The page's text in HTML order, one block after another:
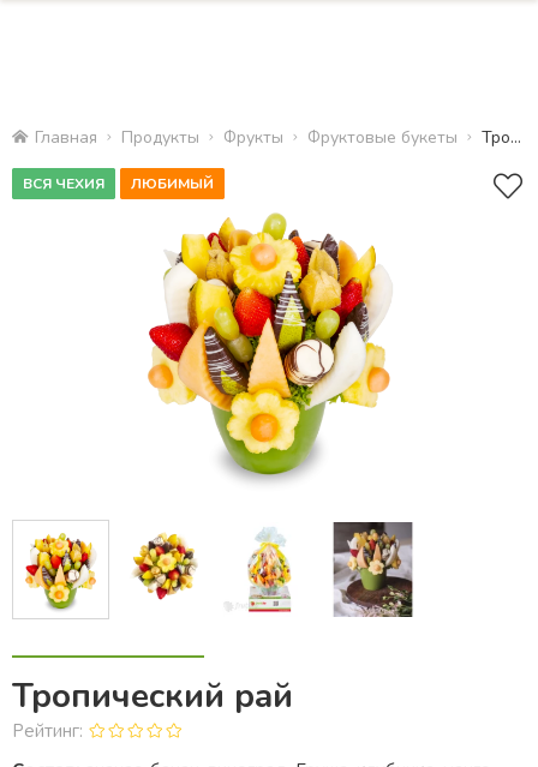
Главная Продукты Фрукты Фруктовые букеты Тропический рай
ВСЯ ЧЕХИЯ ЛЮБИМЫЙ
Тропический рай
Рейтинг: